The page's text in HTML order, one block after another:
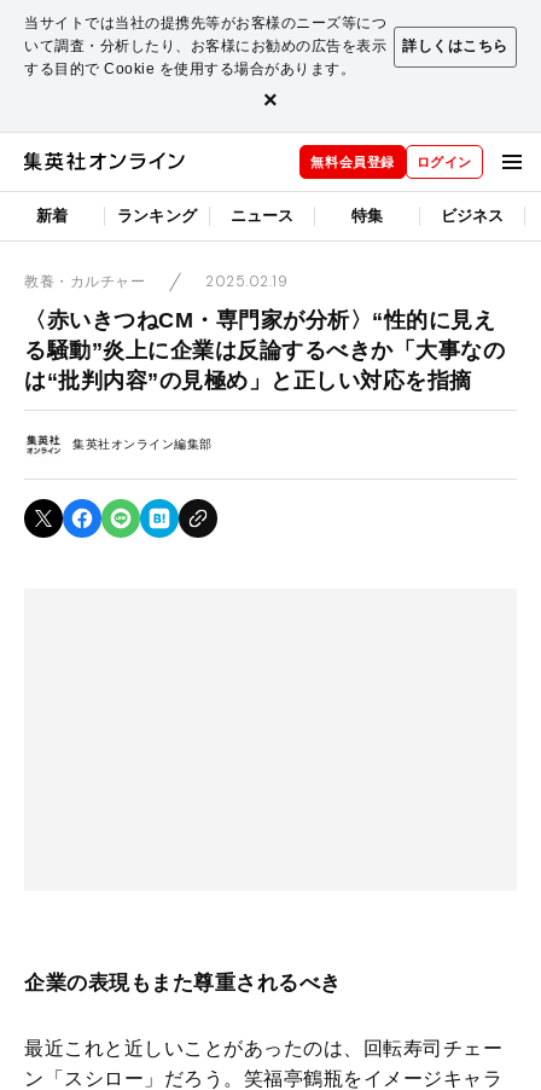
当サイトでは当社の提携先等がお客様のニーズ等につ
いて調査・分析したり、お客様にお勧めの広告を表示
する目的で Cookie を使用する場合があります。
詳しくはこちら
×
無料会員登録 ログイン
新着 ランキング ニュース 特集 ビジネス
教養・カルチャー 2025.02.19
〈赤いきつねCM・専門家が分析〉“性的に見え
る騒動”炎上に企業は反論するべきか「大事なの
は“批判内容”の見極め」と正しい対応を指摘
集英社オンライン編集部
企業の表現もまた尊重されるべき
最近これと近しいことがあったのは、回転寿司チェー
ン「スシロー」だろう。笑福亭鶴瓶をイメージキャラ